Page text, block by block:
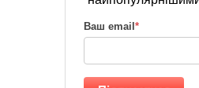
Ваш email *